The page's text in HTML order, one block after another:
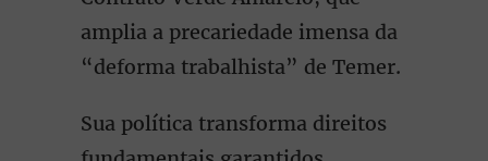
amplia a precariedade imensa da
“deforma trabalhista” de Temer.
Sua política transforma direitos